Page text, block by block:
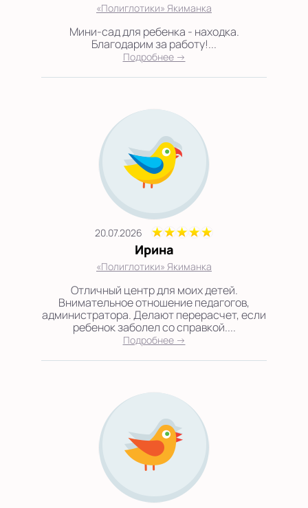
«Полиглотики» Якиманка
Мини-сад для ребенка - находка.
Благодарим за работу!...
Подробнее →
20.07.2026
Ирина
«Полиглотики» Якиманка
Отличный центр для моих детей.
Внимательное отношение педагогов,
администратора. Делают перерасчет, если
ребенок заболел со справкой....
Подробнее →